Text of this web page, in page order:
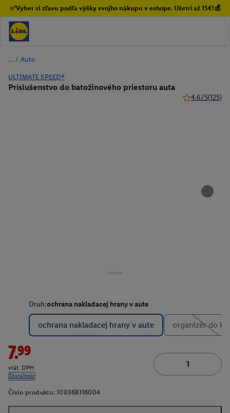
✅Vyber si zľavu podľa výšky svojho nákupu v eshope. Ušetri až 15€!💰
/ Auto
ULTIMATE SPEED®
Príslušenstvo do batožinového priestoru auta
4.6/5(125)
Druh:ochrana nakladacej hrany v aute
ochrana nakladacej hrany v aute organizér do
7.99
vrát. DPH
Doručenie
Číslo produktu: 100368116004